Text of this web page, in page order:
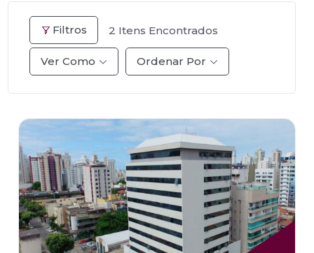
Filtros 2 Itens Encontrados
Ver Como Ordenar Por